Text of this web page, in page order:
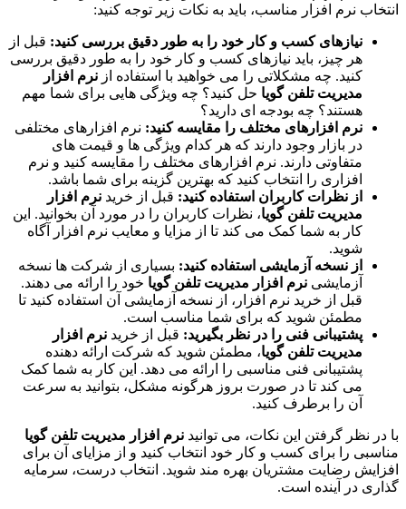
انتخاب نرم افزار مناسب، باید به نکات زیر توجه کنید:
نیازهای کسب و کار خود را به طور دقیق بررسی کنید: قبل از
هر چیز، باید نیازهای کسب و کار خود را به طور دقیق بررسی
کنید. چه مشکلاتی را می خواهید با استفاده از نرم افزار
مدیریت تلفن گویا حل کنید؟ چه ویژگی هایی برای شما مهم
هستند؟ چه بودجه ای دارید؟
نرم افزارهای مختلف را مقایسه کنید: نرم افزارهای مختلفی
در بازار وجود دارند که هر کدام ویژگی ها و قیمت های
متفاوتی دارند. نرم افزارهای مختلف را مقایسه کنید و نرم
افزاری را انتخاب کنید که بهترین گزینه برای شما باشد.
از نظرات کاربران استفاده کنید: قبل از خرید نرم افزار
مدیریت تلفن گویا، نظرات کاربران را در مورد آن بخوانید. این
کار به شما کمک می کند تا از مزایا و معایب نرم افزار آگاه
شوید.
از نسخه آزمایشی استفاده کنید: بسیاری از شرکت ها نسخه
آزمایشی نرم افزار مدیریت تلفن گویا خود را ارائه می دهند.
قبل از خرید نرم افزار، از نسخه آزمایشی آن استفاده کنید تا
مطمئن شوید که برای شما مناسب است.
پشتیبانی فنی را در نظر بگیرید: قبل از خرید نرم افزار
مدیریت تلفن گویا، مطمئن شوید که شرکت ارائه دهنده
پشتیبانی فنی مناسبی را ارائه می دهد. این کار به شما کمک
می کند تا در صورت بروز هرگونه مشکل، بتوانید به سرعت
آن را برطرف کنید.
با در نظر گرفتن این نکات، می توانید نرم افزار مدیریت تلفن گویا
مناسبی را برای کسب و کار خود انتخاب کنید و از مزایای آن برای
افزایش رضایت مشتریان بهره مند شوید. انتخاب درست، سرمایه
گذاری در آینده است.